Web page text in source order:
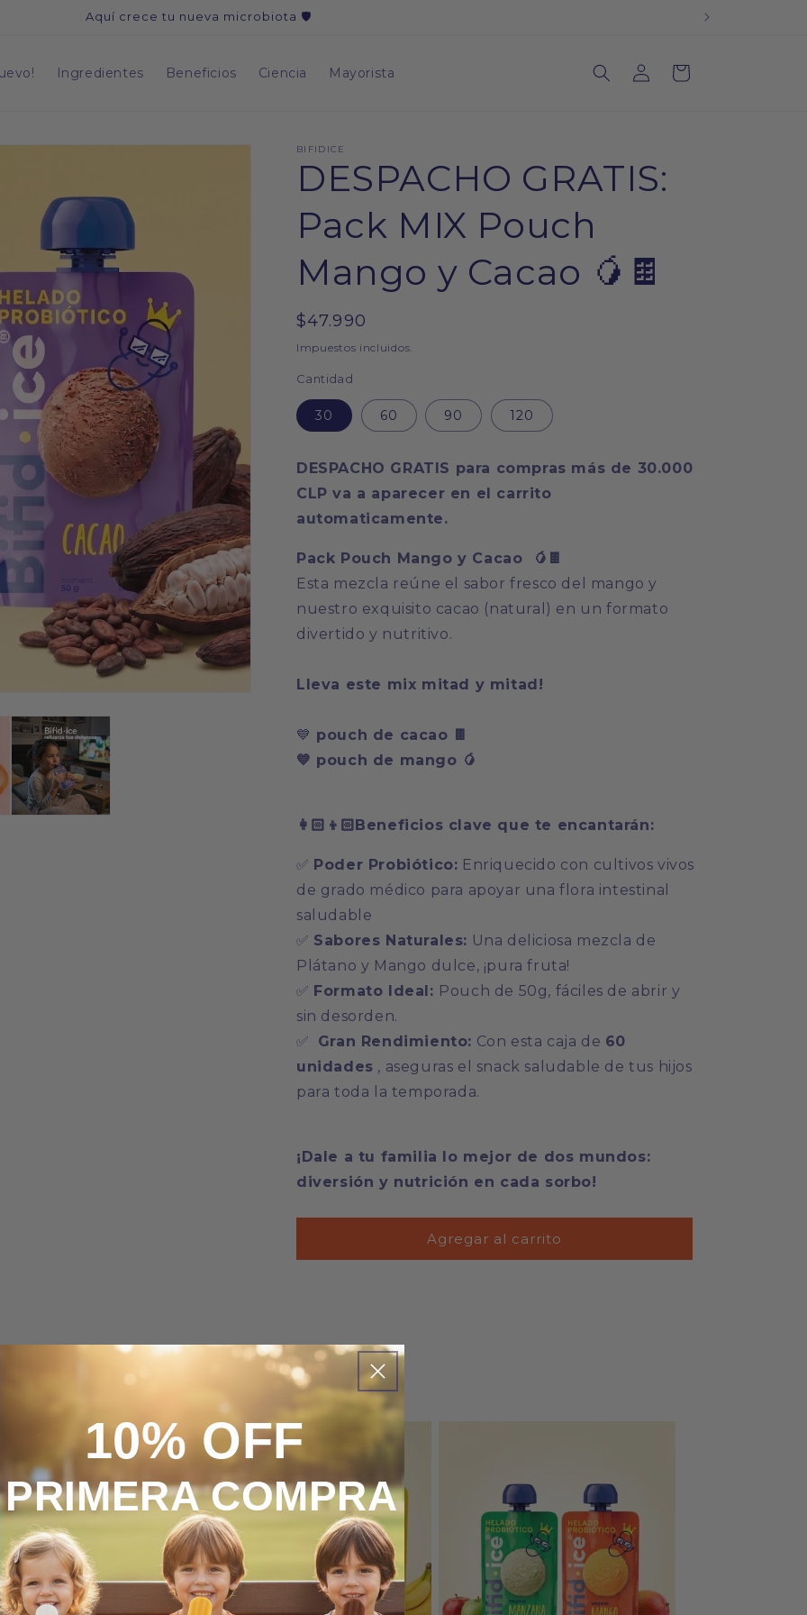
Aquí crece tu nueva microbiota 🛡️
Ingredientes Beneficios Ciencia Mayorista
Iniciar
sesión
Carrito
BIFIDICE
DESPACHO GRATIS:
Pack MIX Pouch
Mango y Cacao 🥭🍫
Precio
habitual
$47.990
Impuestos incluidos.
Cantidad
30 60 90 120
DESPACHO GRATIS para compras más de 30.000
CLP va a aparecer en el carrito
automaticamente.
Pack Pouch Mango y Cacao 🥭🍫
Esta mezcla reúne el sabor fresco del mango y
nuestro exquisito cacao (natural) en un formato
divertido y nutritivo.
Lleva este mix mitad y mitad!
💙 pouch de cacao 🍫
💙 pouch de mango 🥭
👩🏻👦🏻Beneficios clave que te encantarán:
✅ Poder Probiótico: Enriquecido con cultivos vivos
de grado médico para apoyar una flora intestinal
saludable
✅ Sabores Naturales: Una deliciosa mezcla de
Plátano y Mango dulce, ¡pura fruta!
✅ Formato Ideal: Pouch de 50g, fáciles de abrir y
sin desorden.
✅
Gran Rendimiento: Con esta caja de 60
unidades , aseguras el snack saludable de tus hijos
para toda la temporada.
¡Dale a tu familia lo mejor de dos mundos:
diversión y nutrición en cada sorbo!
Agregar al carrito
compra
10% OFF
PRIMERA COMPRA